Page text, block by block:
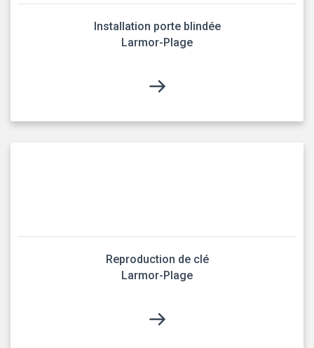
Installation porte blindée
Larmor-Plage
Reproduction de clé
Larmor-Plage